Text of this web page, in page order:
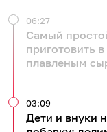
Самый
приготовить
плавленым
06:27
Дети и внуки
03:09